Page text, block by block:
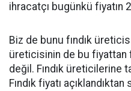
ihracatçı bugünkü fiyatın
Biz de bunu fındık
üreticisinin de bu fiyattan
değil. Fındık üreticilerine
Fındık fiyatı